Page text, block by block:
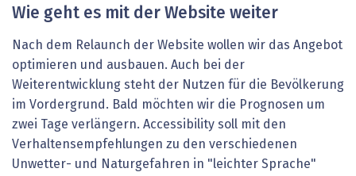
Wie geht es mit der Website weiter
Nach dem Relaunch der Website wollen wir das Angebot
optimieren und ausbauen. Auch bei der
Weiterentwicklung steht der Nutzen für die Bevölkerung
im Vordergrund. Bald möchten wir die Prognosen um
zwei Tage verlängern. Accessibility soll mit den
Verhaltensempfehlungen zu den verschiedenen
Unwetter- und Naturgefahren in "leichter Sprache"